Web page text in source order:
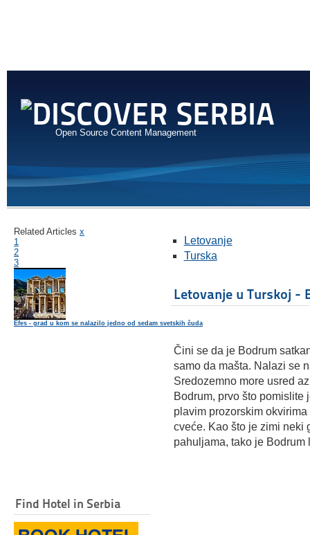
Open Source Content Management
Related Articles x
1
2
3
Efes - grad u kom se nalazilo jedno od sedam svetskih čuda
Find Hotel in Serbia
Letovanje
Turska
Letovanje u Turskoj -
Čini se da je Bodrum
samo da mašta. Nalazi se
Sredozemno more usred
Bodrum, prvo što pomislite
plavim prozorskim
cveće. Kao što je zimi neki
pahuljama, tako je